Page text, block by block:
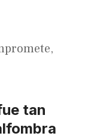
,
tan